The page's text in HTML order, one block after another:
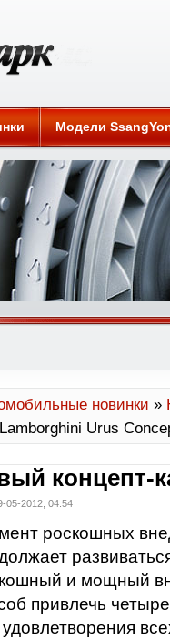
Модели
новинки »
Urus
концепт-
05-2012, 04:54
роскошных
и мощный
привлечь